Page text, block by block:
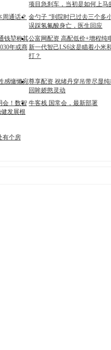
项目急刹车，当初是如何上马
通话？ 金勺子 “到院时已过去三个多
误踩氢氟酸身亡，医生回应
钱堃称其
年或商
公富网配资 高配低价+增程纯
新一代智己LS6这是瞄着小米
打？
感慵懒宛尊享配资 祝绪丹穿吊带尽显
回眸娇憨灵动
会！数智
发展根
牛客栈 国常会，最新部署
有个房